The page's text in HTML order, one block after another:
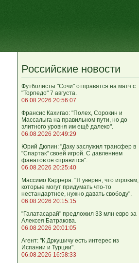
Российские новости
Футболисты "Сочи" отправятся на матч с
"Торпедо" 7 августа.
06.08.2026 20:56:07
Франсис Кахигао: "Полех, Сорокин и
Массалыга на правильном пути, но до
элитного уровня им ещё далеко".
06.08.2026 20:49:29
Юрий Дюпин: "Даку заслужил трансфер в
"Спартак" своей игрой. С давлением
фанатов он справится".
06.08.2026 20:25:40
Массимо Каррера: "Я уверен, что игрокам,
которые могут придумать что-то
нестандартное, нужно давать свободу".
06.08.2026 20:15:15
"Галатасарай" предложил 33 млн евро за
Алексея Батракова.
06.08.2026 20:01:05
Агент: "К Дркушичу есть интерес из
Испании и Турции".
06.08.2026 16:58:33